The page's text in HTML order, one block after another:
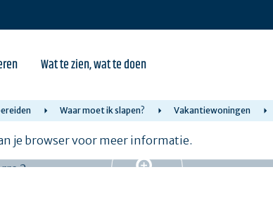
Wat te zien, wat te doen
Waar moet ik slapen? Vakantiewoningen
je browser voor meer informatie.